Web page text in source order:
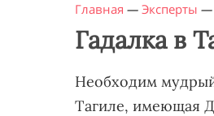
Главная — Эксперты —
Гадалка в
Необходим мудрый
Тагиле, имеющая